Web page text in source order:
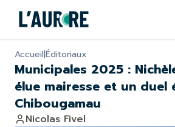
Accueil|Éditoriaux
Municipales 2025 :
élue mairesse et un duel
Chibougamau
Nicolas Fivel